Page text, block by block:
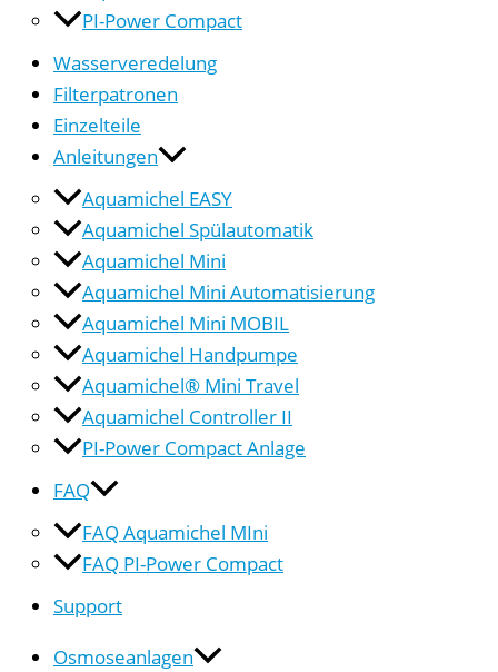
PI-Power Compact
Wasserveredelung
Filterpatronen
Einzelteile
Anleitungen
Aquamichel EASY
Aquamichel Spülautomatik
Aquamichel Mini
Aquamichel Mini Automatisierung
Aquamichel Mini MOBIL
Aquamichel Handpumpe
Aquamichel® Mini Travel
Aquamichel Controller II
PI-Power Compact Anlage
FAQ
FAQ Aquamichel MIni
FAQ PI-Power Compact
Support
Osmoseanlagen